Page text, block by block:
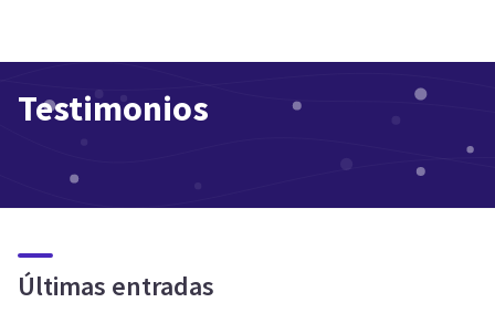
Testimonios
Últimas entradas